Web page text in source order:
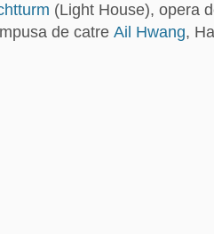
(Light House), opera
de catre Ail Hwang,